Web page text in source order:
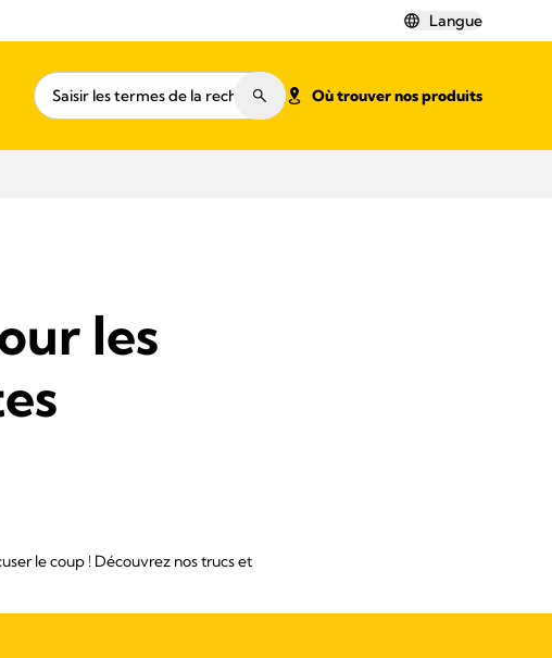
Langue
Où trouver nos produits
les
le coup ! Découvrez nos trucs et